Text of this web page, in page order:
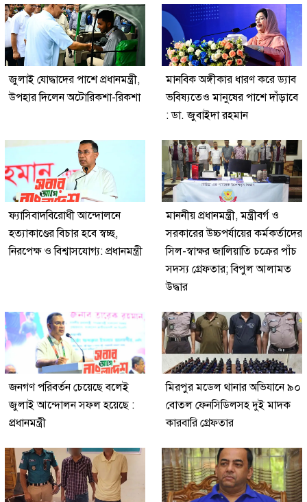
জুলাই যোদ্ধাদের পাশে প্রধানমন্ত্রী,
উপহার দিলেন অটোরিকশা-রিকশা
মানবিক অঙ্গীকার ধারণ করে ড্যাব
ভবিষ্যতেও মানুষের পাশে দাঁড়াবে
: ডা. জুবাইদা রহমান
ফ্যাসিবাদবিরোধী আন্দোলনে
হত্যাকাণ্ডের বিচার হবে স্বচ্ছ,
নিরপেক্ষ ও বিশ্বাসযোগ্য: প্রধানমন্ত্রী
মাননীয় প্রধানমন্ত্রী, মন্ত্রীবর্গ ও
সরকারের উচ্চপর্যায়ের কর্মকর্তাদের
সিল-স্বাক্ষর জালিয়াতি চক্রের পাঁচ
সদস্য গ্রেফতার; বিপুল আলামত
উদ্ধার
জনগণ পরিবর্তন চেয়েছে বলেই
জুলাই আন্দোলন সফল হয়েছে :
প্রধানমন্ত্রী
মিরপুর মডেল থানার অভিযানে ৯০
বোতল ফেনসিডিলসহ দুই মাদক
কারবারি গ্রেফতার